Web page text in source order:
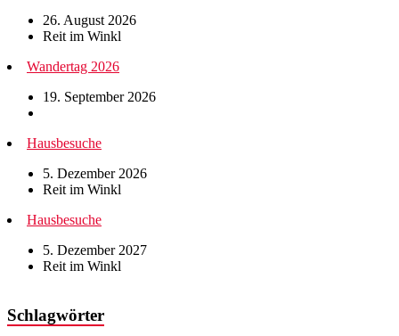
26. August 2026
Reit im Winkl
Wandertag 2026
19. September 2026
Hausbesuche
5. Dezember 2026
Reit im Winkl
Hausbesuche
5. Dezember 2027
Reit im Winkl
Schlagwörter